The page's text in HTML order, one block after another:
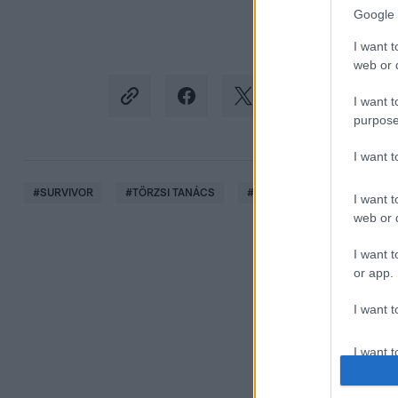
Google
I want
web or
I want
I want
I want
web or
I want
or app.
I want
I want
#SURVIVOR #TÖRZSI TANÁCS # BÚCSÚ